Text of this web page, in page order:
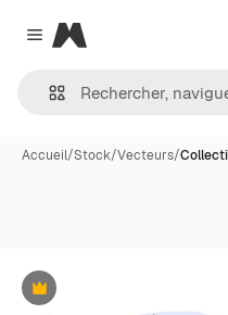
Close menu
Magnific
Accueil/Stock/Vecteurs/
Premium